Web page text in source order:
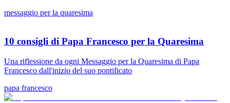
messaggio per la quaresima
10 consigli di Papa Francesco per la Quaresima
Una riflessione da ogni Messaggio per la Quaresima di Papa
Francesco dall'inizio del suo pontificato
papa francesco